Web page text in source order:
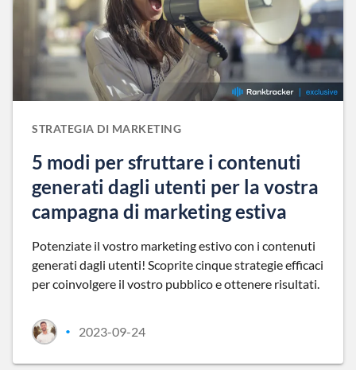
STRATEGIA DI MARKETING
5 modi per sfruttare i contenuti
generati dagli utenti per la vostra
campagna di marketing estiva
Potenziate il vostro marketing estivo con i contenuti
generati dagli utenti! Scoprite cinque strategie efficaci
per coinvolgere il vostro pubblico e ottenere risultati.
• 2023-09-24